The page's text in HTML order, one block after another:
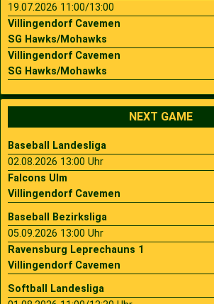
19.07.2026 11:00/13:00
Villingendorf Cavemen
SG Hawks/Mohawks
Villingendorf Cavemen
SG Hawks/Mohawks
NEXT GAME
Baseball Landesliga
02.08.2026 13:00 Uhr
Falcons Ulm
Villingendorf Cavemen
Baseball Bezirksliga
05.09.2026 13:00 Uhr
Ravensburg Leprechauns 1
Villingendorf Cavemen
Softball Landesliga